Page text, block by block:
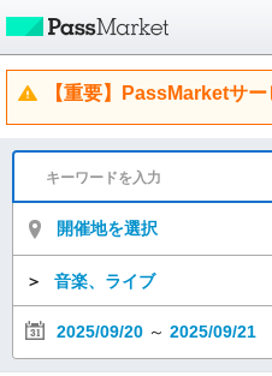
【重要】PassMarketサ
開催地を選択
＞ 音楽、ライブ
2025/09/20 ～ 2025/09/21